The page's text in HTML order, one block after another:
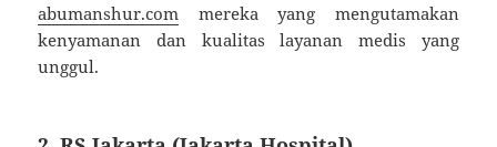
abumanshur.com mereka yang mengutamakan
kenyamanan dan kualitas layanan medis yang
unggul.